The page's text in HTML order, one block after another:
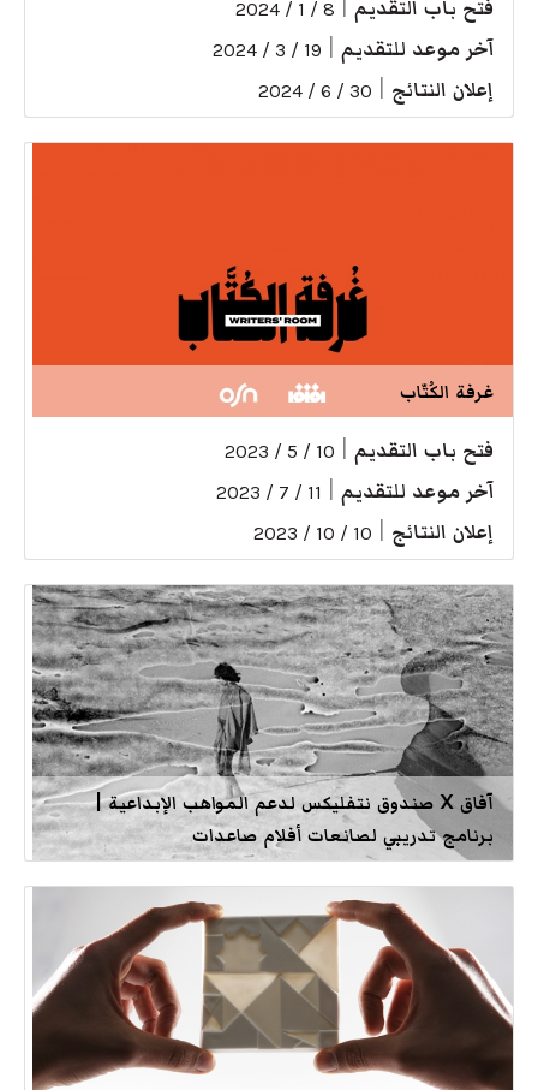
فتح باب التقديم 8 / 1 / 2024
آخر موعد للتقديم 19 / 3 / 2024
إعلان النتائج 30 / 6 / 2024
غرفة الكُتّاب
فتح باب التقديم 10 / 5 / 2023
آخر موعد للتقديم 11 / 7 / 2023
إعلان النتائج 10 / 10 / 2023
آفاق X صندوق نتفليكس لدعم المواهب الإبداعية |
برنامج تدريبي لصانعات أفلام صاعدات